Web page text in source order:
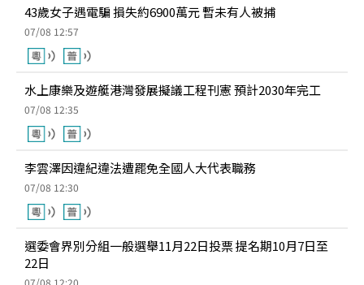
43歲女子遇電騙 損失約6900萬元 暫未有人被捕
07/08 12:57
水上康樂及遊艇港灣發展擬議工程刊憲 預計2030年完工
07/08 12:35
李雲澤因違紀違法遭罷免全國人大代表職務
07/08 12:30
選委會界別分組一般選舉11月22日投票 提名期10月7日至
22日
07/08 12:20